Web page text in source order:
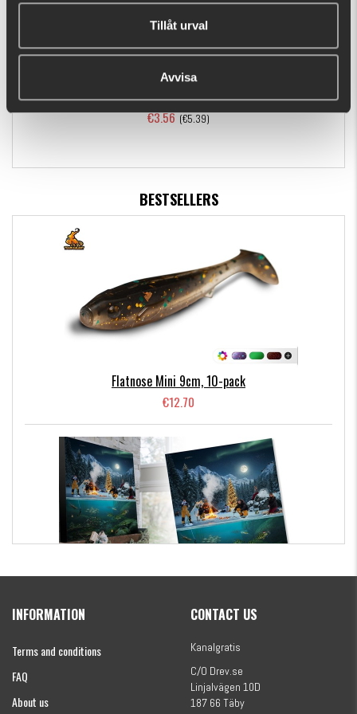
Tillåt urval
Avvisa
Berkley Sick Vamper 22cm
€3.56 (€5.39)
BESTSELLERS
Flatnose Mini 9cm, 10-pack
€12.70
€154.86
INFORMATION
Terms and conditions
FAQ
About us
CONTACT US
Kanalgratis
C/O Drev.se
Linjalvägen 10D
187 66 Täby